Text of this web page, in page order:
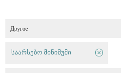
Другое
საარსებო მინიმუმი